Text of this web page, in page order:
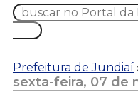
Prefeitura de Jundiaí
sexta-feira, 07 de